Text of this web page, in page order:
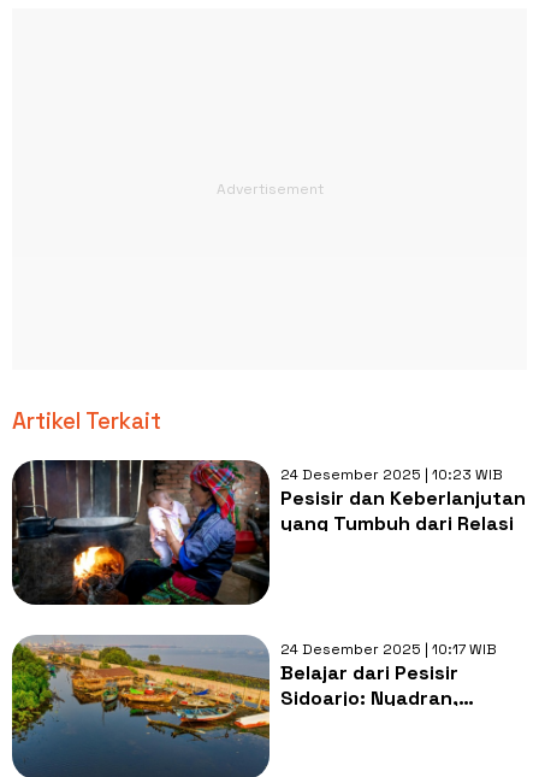
Artikel Terkait
24 Desember 2025 | 10:23 WIB
Pesisir dan Keberlanjutan
yang Tumbuh dari Relasi
24 Desember 2025 | 10:17 WIB
Belajar dari Pesisir
Sidoarjo: Nyadran,